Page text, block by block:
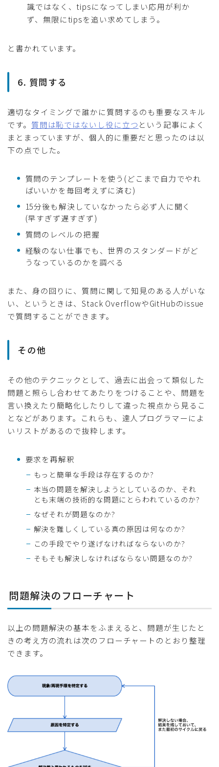
識ではなく、tipsになってしまい応用が利か
ず、無限にtipsを追い求めてしまう。
と書かれています。
6. 質問する
適切なタイミングで誰かに質問するのも重要なスキル
です。 質問は恥ではないし役に立つ という記事によく
まとまっていますが、個人的に重要だと思ったのは以
下の点でした。
質問のテンプレートを使う(どこまで自力でやれ
ばいいかを毎回考えずに済む)
15分後も解決していなかったら必ず人に聞く
(早すぎず遅すぎず)
質問のレベルの把握
経験のない仕事でも、世界のスタンダードがど
うなっているのかを調べる
また、身の回りに、質問に関して知見のある人がいな
い、というときは、Stack OverflowやGitHubのissue
で質問することができます。
その他
その他のテクニックとして、過去に出会って類似した
問題と照らし合わせてあたりをつけることや、問題を
言い換えたり簡略化したりして違った視点から見るこ
となどがあります。これらも、達人プログラマーによ
いリストがあるので抜粋します。
要求を再解釈
もっと簡単な手段は存在するのか?
本当の問題を解決しようとしているのか、それ
とも末端の技術的な問題にとらわれているのか?
なぜそれが問題なのか?
解決を難しくしている真の原因は何なのか?
この手段でやり遂げなければならないのか?
そもそも解決しなければならない問題なのか?
問題解決のフローチャート
以上の問題解決の基本をふまえると、問題が生じたと
きの考え方の流れは次のフローチャートのとおり整理
できます。